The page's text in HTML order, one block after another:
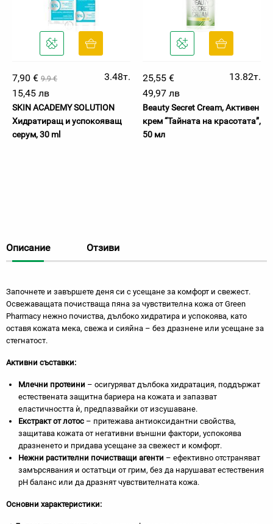
7,90 € 9.9 €
3.48т.
15,45 лв
SKIN ACADEMY SOLUTION
Хидратиращ и успокояващ
серум, 30 ml
25,55 €
13.82т.
49,97 лв
Beauty Secret Cream, Активен
крем “Тайната на красотата”,
50 мл
Описание Отзиви
Започнете и завършете деня си с усещане за комфорт и свежест.
Освежаващата почистваща пяна за чувствителна кожа от Green
Pharmacy нежно почиства, дълбоко хидратира и успокоява, като
оставя кожата мека, свежа и сияйна – без дразнене или усещане за
стегнатост.
Активни съставки:
Млечни протеини – осигуряват дълбока хидратация, поддържат
естествената защитна бариера на кожата и запазват
еластичността ѝ, предпазвайки от изсушаване.
Екстракт от лотос – притежава антиоксидантни свойства,
защитава кожата от негативни външни фактори, успокоява
дразненето и придава усещане за свежест и комфорт.
Нежни растителни почистващи агенти – ефективно отстраняват
замърсявания и остатъци от грим, без да нарушават естествения
pH баланс или да дразнят чувствителната кожа.
Основни характеристики: